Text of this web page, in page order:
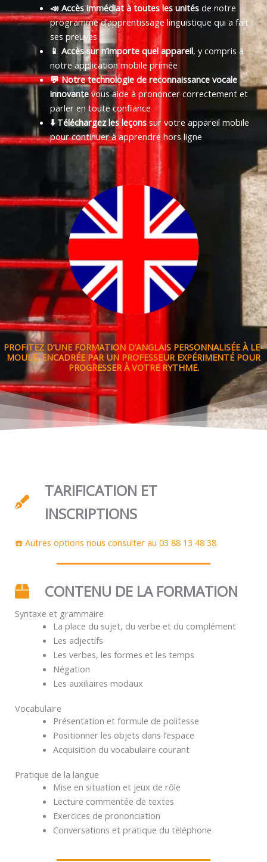
📣 Accès immédiat à toutes les unitésde notre
programme d’apprentissage linguistique qui a fait
ses preuves
📱 Accès sur n’importe quel appareil, y compris à
notre application mobile primée
💬 Notre technologie de reconnaissance vocale
innovantevous aide à prononcer correctement et
parler en toute confiance
⬇️ Téléchargez les leçonssur votre appareil mobile
pour continuer à apprendre hors ligne
PROFITEZ D’UNE FORMATION D’ANGLAIS PERSONNALISÉE À LE-
MOULE, ENCADRÉE PAR UN PROFESSEUR EXPÉRIMENTÉ POUR
PROGRESSER À VOTRE RYTHME.
TARIFICATION ET
INSCRIPTIONS
☎️ Autres options nous consulter au 03 88 13 48 38
CONTENU DE LA FORMATION
Syntaxe et grammaire
La place du sujet, du verbe et du complément
Les adjectifs
Les verbes, les formes et les temps
Négation
Les auxiliaires modaux
Vocabulaire
Présentation et formule de politesse
Positionner les objets dans l’espace
Acquisition du vocabulaire courant
Pratique de la langue
Mise en situation et jeux de rôle
Lecture commentée de textes
Exercices de prononciation
Conversations et pratique du téléphone